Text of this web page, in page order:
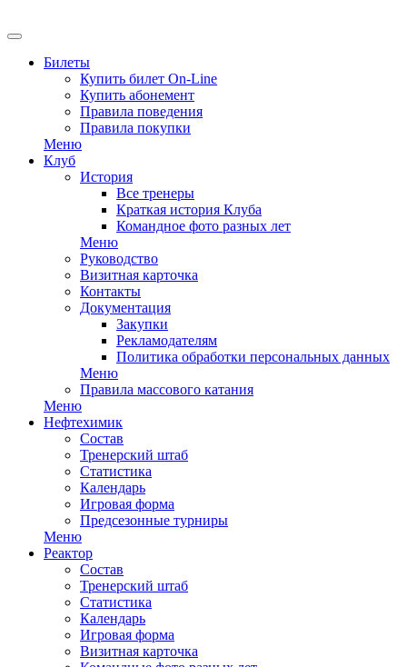
Билеты
Купить билет On-Line
Купить абонемент
Правила поведения
Правила покупки
Меню
Клуб
История
Все тренеры
Краткая история Клуба
Командное фото разных лет
Меню
Руководство
Визитная карточка
Контакты
Документация
Закупки
Рекламодателям
Политика обработки персональных данных
Меню
Правила массового катания
Меню
Нефтехимик
Состав
Тренерский штаб
Статистика
Календарь
Игровая форма
Предсезонные турниры
Меню
Реактор
Состав
Тренерский штаб
Статистика
Календарь
Игровая форма
Визитная карточка